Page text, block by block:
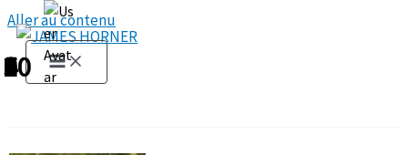
Aller au contenu
1
2
3
4
5
6
7
8
9
10